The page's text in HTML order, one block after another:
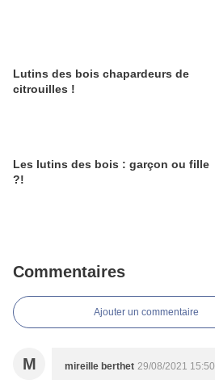
Lutins des bois chapardeurs de
citrouilles !
Les lutins des bois : garçon ou fille
?!
Commentaires
Ajouter un commentaire
M mireille berthet 29/08/2021 15:50